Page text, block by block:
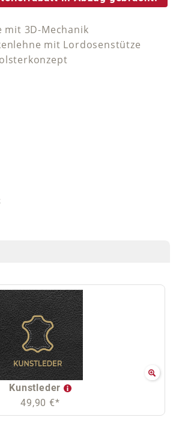
mit 3D-Mechanik
mit Lordosenstütze
Kunstleder
49,90 €*